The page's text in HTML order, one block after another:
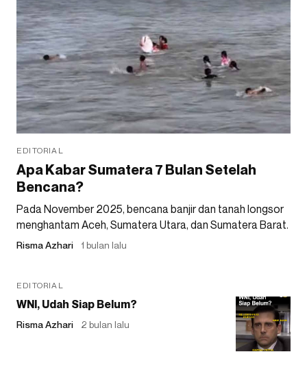
EDITORIAL
Apa Kabar Sumatera 7 Bulan Setelah
Bencana?
Pada November 2025, bencana banjir dan tanah longsor
menghantam Aceh, Sumatera Utara, dan Sumatera Barat.
Risma Azhari 1 bulan lalu
EDITORIAL
WNI, Udah Siap Belum?
Risma Azhari 2 bulan lalu